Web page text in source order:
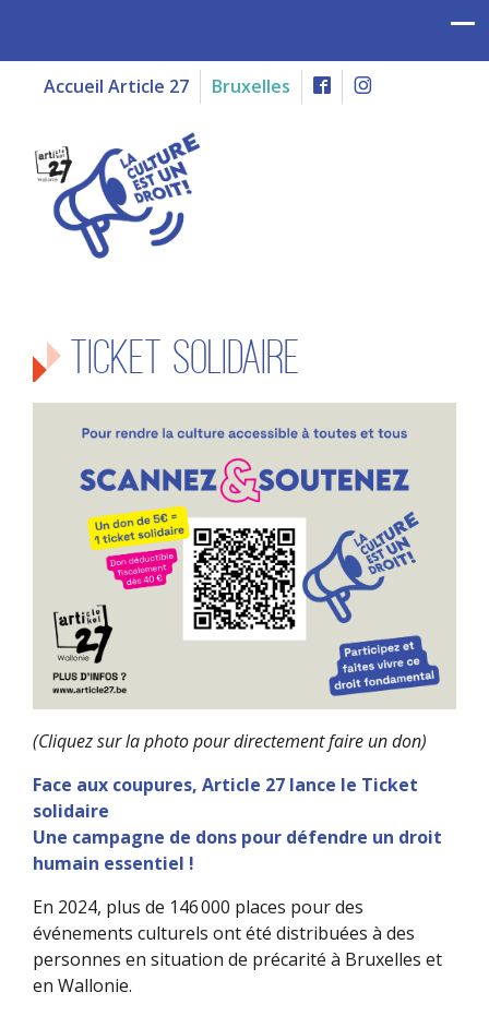
Accueil Article 27 Bruxelles
Ticket solidaire
(Cliquez sur la photo pour directement faire un don)
Face aux coupures, Article 27 lance le Ticket
solidaire
Une campagne de dons pour défendre un droit
humain essentiel !
En 2024, plus de 146 000 places pour des
événements culturels ont été distribuées à des
personnes en situation de précarité à Bruxelles et
en Wallonie.